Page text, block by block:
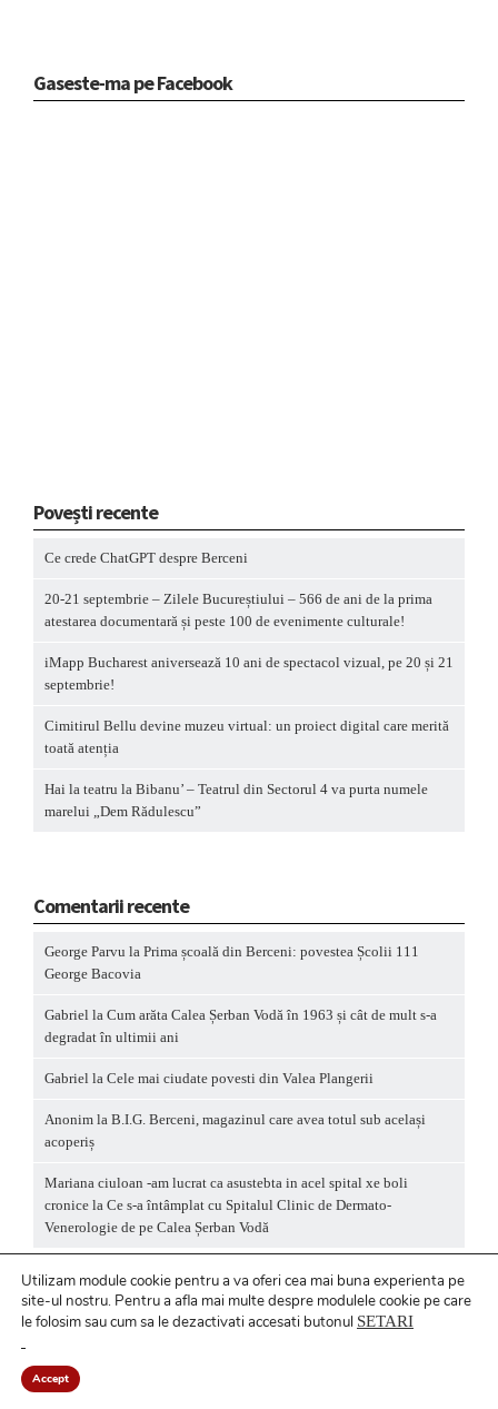
Gaseste-ma pe Facebook
Povești recente
Ce crede ChatGPT despre Berceni
20-21 septembrie – Zilele Bucureștiului – 566 de ani de la prima
atestarea documentară și peste 100 de evenimente culturale!
iMapp Bucharest aniversează 10 ani de spectacol vizual, pe 20 și 21
septembrie!
Cimitirul Bellu devine muzeu virtual: un proiect digital care merită
toată atenția
Hai la teatru la Bibanu’ – Teatrul din Sectorul 4 va purta numele
marelui „Dem Rădulescu”
Comentarii recente
George Parvu la Prima școală din Berceni: povestea Școlii 111
George Bacovia
Gabriel la Cum arăta Calea Șerban Vodă în 1963 și cât de mult s-a
degradat în ultimii ani
Gabriel la Cele mai ciudate povesti din Valea Plangerii
Anonim la B.I.G. Berceni, magazinul care avea totul sub același
acoperiș
Mariana ciuloan -am lucrat ca asustebta in acel spital xe boli
cronice la Ce s-a întâmplat cu Spitalul Clinic de Dermato-
Venerologie de pe Calea Șerban Vodă
Utilizam module cookie pentru a va oferi cea mai buna experienta pe
site-ul nostru. Pentru a afla mai multe despre modulele cookie pe care
le folosim sau cum sa le dezactivati accesati butonul SETARI
Accept